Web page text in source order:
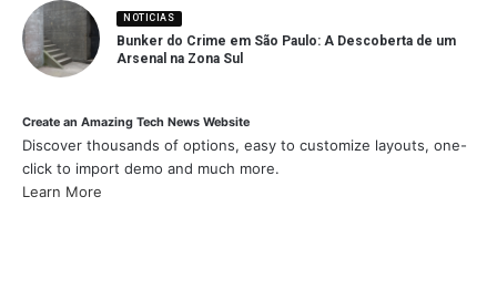
NOTICIAS
Bunker do Crime em São Paulo: A Descoberta de um
Arsenal na Zona Sul
Create an Amazing Tech News Website
Discover thousands of options, easy to customize layouts, one-
click to import demo and much more.
Learn More